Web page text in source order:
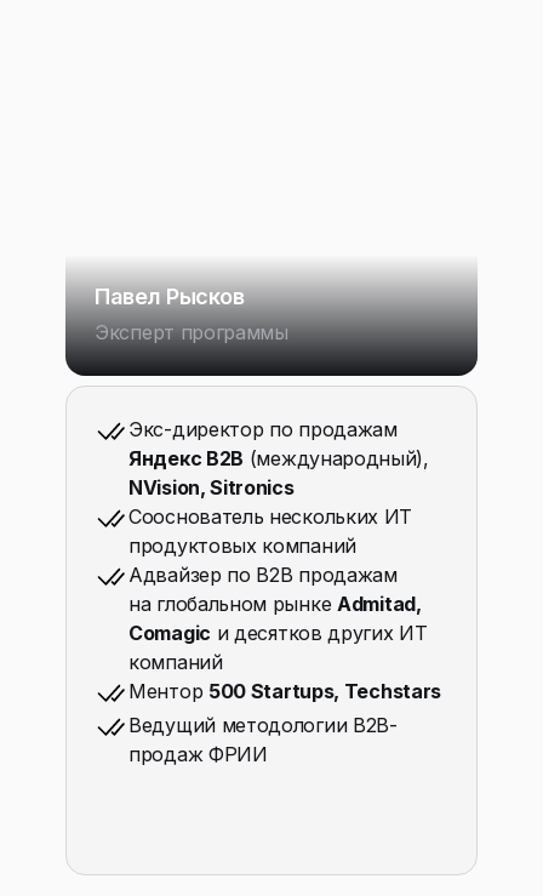
Павел Рысков
Эксперт программы
Экс-директор по продажам
Яндекс B2B (международный),
NVision, Sitronics
Сооснователь нескольких ИТ
продуктовых компаний
Адвайзер по B2B продажам
на глобальном рынке Admitad,
Comagic и десятков других ИТ
компаний
Ментор 500 Startups, Techstars
Ведущий методологии B2B-
продаж ФРИИ